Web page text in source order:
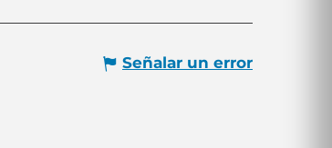
Señalar un error